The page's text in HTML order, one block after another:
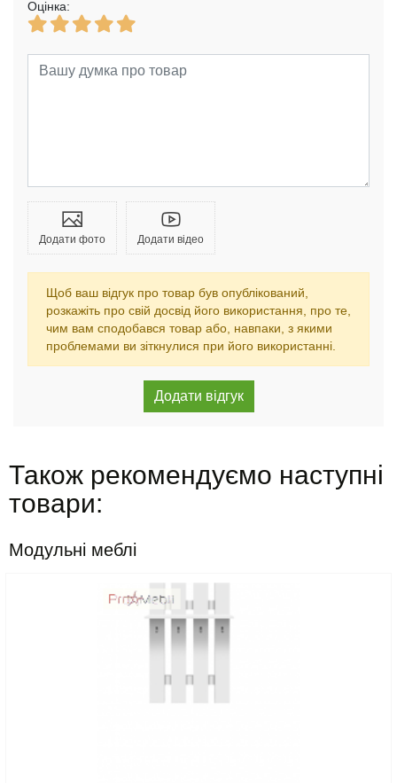
Оцінка:
Додати фото Додати відео
Щоб ваш відгук про товар був опублікований,
розкажіть про свій досвід його використання, про те,
чим вам сподобався товар або, навпаки, з якими
проблемами ви зіткнулися при його використанні.
Також рекомендуємо наступні
товари:
Модульні меблі